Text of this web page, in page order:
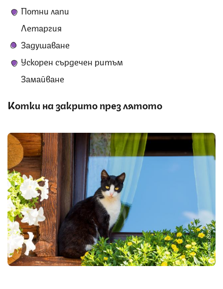
Потни лапи
Летаргия
Задушаване
Ускорен сърдечен ритъм
Замайване
Котки на закрито през лятото
Снимка: iStock